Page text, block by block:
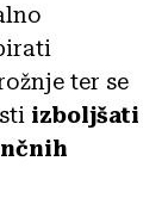
ter se
izboljšati